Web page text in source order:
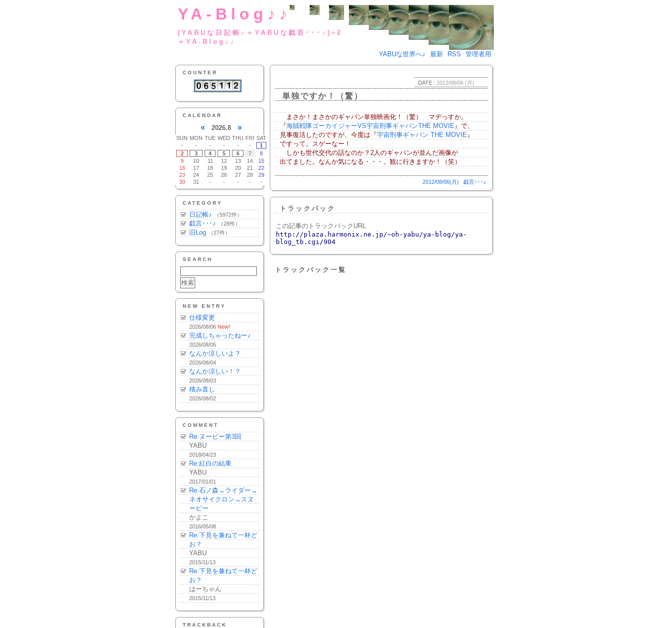
YA-Blog♪♪
(YABUな日記帳♪＋YABUな戯言･･･♪)÷2
＝YA-Blog♪♪
YABUな世界へ♪
最新 RSS 管理者用
COUNTER
CALENDAR
« 2026.8 »
SUN MON TUE WED THU FRI SAT
-
- - - - -
1
2
3 4 5 6 7
8
9
10 11 12 13 14
15
16
17 18 19 20 21
22
23
24 25 26 27 28
29
30
31 - - - - -
CATEGORY
日記帳♪ （5972件）
戯言･･･♪ （28件）
旧Log （27件）
SEARCH
NEW ENTRY
仕様変更
2026/08/06 New!
完成しちゃったねー♪
2026/08/05
なんか涼しいよ？
2026/08/04
なんか涼しい！？
2026/08/03
積み直し
2026/08/02
COMMENT
Re:ヌーピー第3回
YABU
2018/04/23
Re:紅白の結果
YABU
2017/01/01
Re:石ノ森→ライダー→
ネオサイクロン→スヌ
ーピー
かよこ
2016/05/08
Re:下見を兼ねて一杯ど
お？
YABU
2015/11/13
Re:下見を兼ねて一杯ど
お？
はーちゃん
2015/11/13
TRACKBACK
DATE : 2012/08/06 (月)
単独ですか！（驚）
まさか！まさかのギャバン単独映画化！（驚） マヂっすか。
『海賊戦隊ゴーカイジャーVS宇宙刑事ギャバンTHE MOVIE』で、
見事復活したのですが、今度は『宇宙刑事ギャバン THE MOVIE』
ですって。スゲーなー！
しかも世代交代の話なのか？2人のギャバンが並んだ画像が
出てました。なんか気になる・・・。観に行きますか！（笑）
2012/08/06(月) 戯言･･･♪
トラックバック
この記事のトラックバックURL
http://plaza.harmonix.ne.jp/~oh-yabu/ya-blog/ya-
blog_tb.cgi/904
トラックバック一覧